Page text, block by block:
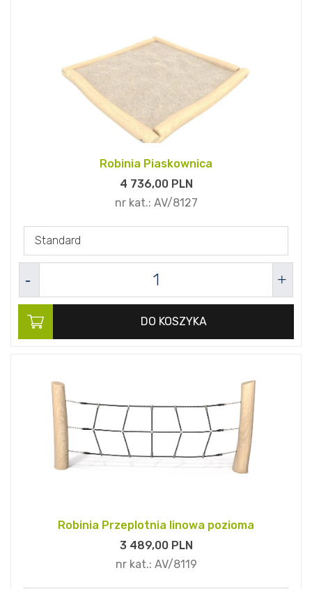
Robinia Piaskownica
4 736,00PLN
nr kat.: AV/8127
Standard
DO KOSZYKA
Robinia Przeplotnia linowa pozioma
3 489,00PLN
nr kat.: AV/8119